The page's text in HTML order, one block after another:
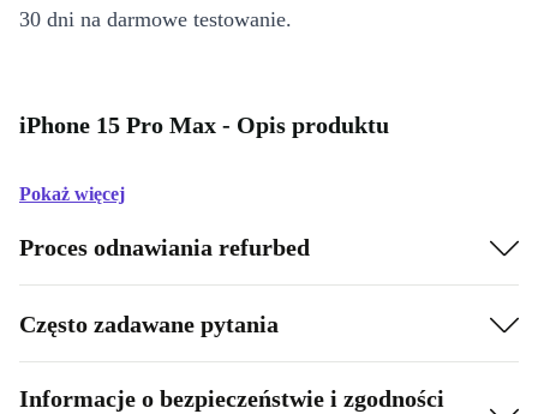
30 dni na darmowe testowanie.
iPhone 15 Pro Max - Opis produktu
Pokaż więcej
Proces odnawiania refurbed
Często zadawane pytania
Informacje o bezpieczeństwie i zgodności